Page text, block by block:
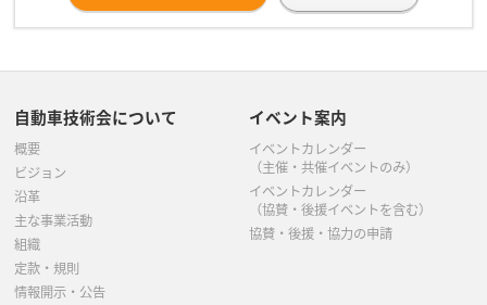
自動車技術会について
概要
ビジョン
沿革
主な事業活動
組織
定款・規則
情報開示・公告
イベント案内
イベントカレンダー
（主催・共催イベントのみ）
イベントカレンダー
（協賛・後援イベントを含む）
協賛・後援・協力の申請